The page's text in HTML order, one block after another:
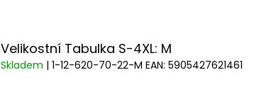
Velikostní Tabulka S-4XL: M
Skladem | 1-12-620-70-22-M EAN: 5905427621461